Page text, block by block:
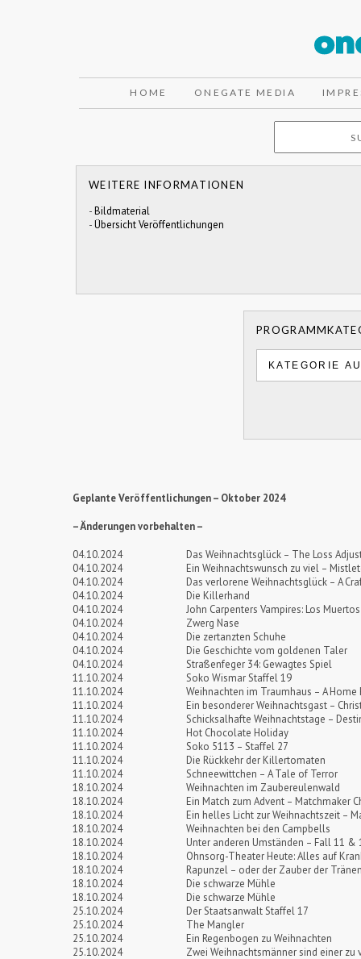
HOME ONEGATE MEDIA
WEITERE INFORMATIONEN
-Bildmaterial
-Übersicht Veröffentlichungen
Geplante Veröffentlichungen – Oktober 2024
– Änderungen vorbehalten –
04.10.2024
Das Weihnachtsglück – The Loss
04.10.2024
Ein Weihnachtswunsch zu viel –
04.10.2024
Das verlorene Weihnachtsglück – A
04.10.2024
Die Killerhand
04.10.2024
John Carpenters Vampires: Los Muertos
04.10.2024
Zwerg Nase
04.10.2024
Die zertanzten Schuhe
04.10.2024
Die Geschichte vom goldenen Taler
04.10.2024
Straßenfeger 34: Gewagtes Spiel
11.10.2024
Soko Wismar Staffel 19
11.10.2024
Weihnachten im Traumhaus – A
11.10.2024
Ein besonderer Weihnachtsgast –
11.10.2024
Schicksalhafte Weihnachtstage –
11.10.2024
Hot Chocolate Holiday
11.10.2024
Soko 5113 – Staffel 27
11.10.2024
Die Rückkehr der Killertomaten
11.10.2024
Schneewittchen – A Tale of Terror
18.10.2024
Weihnachten im Zaubereulenwald
18.10.2024
Ein Match zum Advent – Matchmaker
18.10.2024
Ein helles Licht zur Weihnachtszeit –
18.10.2024
Weihnachten bei den Campbells
18.10.2024
Unter anderen Umständen – Fall 11 &
18.10.2024
Ohnsorg-Theater Heute: Alles auf
18.10.2024
Rapunzel – oder der Zauber der
18.10.2024
Die schwarze Mühle
18.10.2024
Die schwarze Mühle
25.10.2024
Der Staatsanwalt Staffel 17
25.10.2024
The Mangler
25.10.2024
Ein Regenbogen zu Weihnachten
25.10.2024
Zwei Weihnachtsmänner sind einer zu